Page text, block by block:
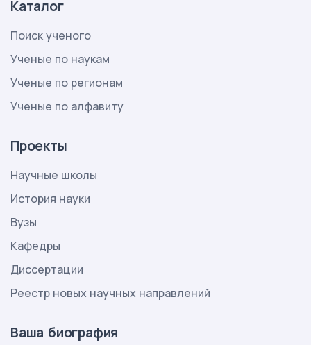
Каталог
Поиск ученого
Ученые по наукам
Ученые по регионам
Ученые по алфавиту
Проекты
Научные школы
История науки
Вузы
Кафедры
Диссертации
Реестр новых научных направлений
Ваша биография